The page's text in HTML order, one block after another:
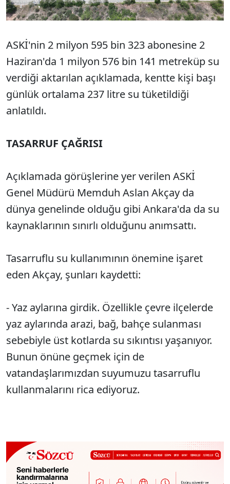
ASKİ'nin 2 milyon 595 bin 323 abonesine 2
Haziran'da 1 milyon 576 bin 141 metreküp su
verdiği aktarılan açıklamada, kentte kişi başı
günlük ortalama 237 litre su tüketildiği
anlatıldı.
TASARRUF ÇAĞRISI
Açıklamada görüşlerine yer verilen ASKİ
Genel Müdürü Memduh Aslan Akçay da
dünya genelinde olduğu gibi Ankara'da da su
kaynaklarının sınırlı olduğunu anımsattı.
Tasarruflu su kullanımının önemine işaret
eden Akçay, şunları kaydetti:
- Yaz aylarına girdik. Özellikle çevre ilçelerde
yaz aylarında arazi, bağ, bahçe sulanması
sebebiyle üst kotlarda su sıkıntısı yaşanıyor.
Bunun önüne geçmek için de
vatandaşlarımızdan suyumuzu tasarruflu
kullanmalarını rica ediyoruz.